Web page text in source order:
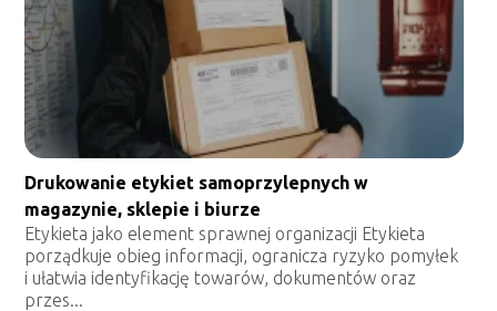
Drukowanie etykiet samoprzylepnych w
magazynie, sklepie i biurze
Etykieta jako element sprawnej organizacji Etykieta
porządkuje obieg informacji, ogranicza ryzyko pomyłek
i ułatwia identyfikację towarów, dokumentów oraz
przes...